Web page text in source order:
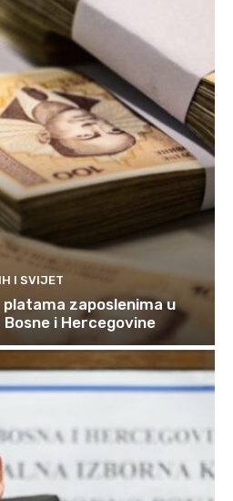
I SVIJET
zaposlenima u
i Hercegovine